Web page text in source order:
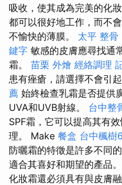
吸收，使其成為完美的化妝
都可以很好地工作，而不
不愉快的薄膜。 太平 整骨
鍵字 敏感的皮膚應尋找通
霜。 苗栗 外燴 經絡調理
患有痤瘡，請選擇不會引
薦 始終檢查乳霜是否提供
UVA和UVB射線。 台中整
SPF霜，它可以提高其有
理。 Make 餐盒 台中楓樹
防曬霜的特徵是許多不同
適合其喜好和期望的產品。
化妝霜還必須具有與皮膚